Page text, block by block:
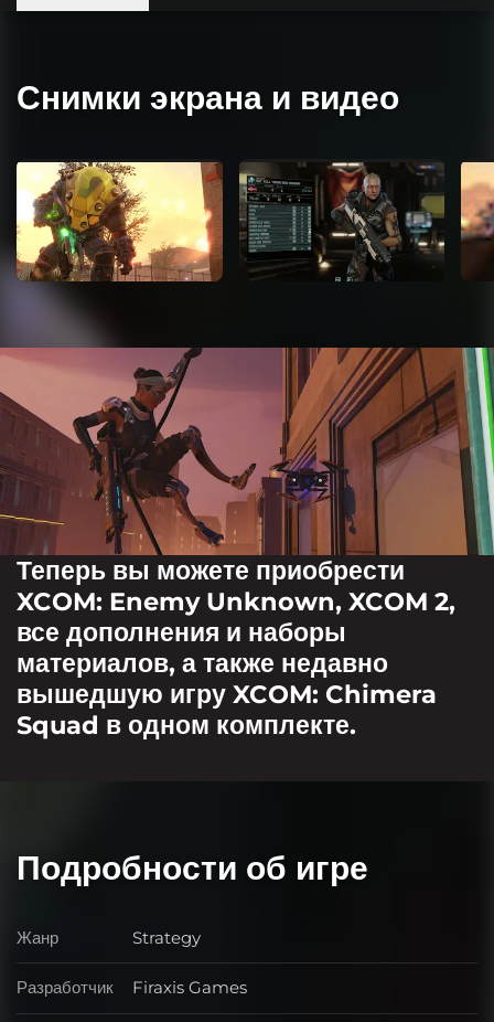
Снимки экрана и видео
Теперь вы можете приобрести
XCOM: Enemy Unknown, XCOM 2,
все дополнения и наборы
материалов, а также недавно
вышедшую игру XCOM: Chimera
Squad в одном комплекте.
Подробности об игре
Жанр Жанр
Strategy
Разработчик Разработчик
Firaxis Games